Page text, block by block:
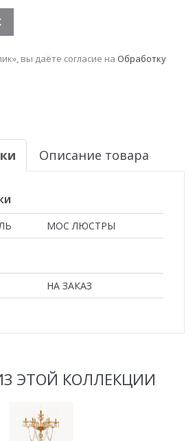
вы даёте согласие на Обработку
Описание товара
МОС ЛЮСТРЫ
НА ЗАКАЗ
ЭТОЙ КОЛЛЕКЦИИ